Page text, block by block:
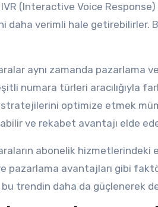
(Interactive Voice
daha verimli hale getirebilirler.
aynı zamanda pazarlama
numara türleri aracılığıyla
optimize etmek
ve rekabet avantajı elde
abonelik
pazarlama avantajları gibi
trendin daha da güçlenerek